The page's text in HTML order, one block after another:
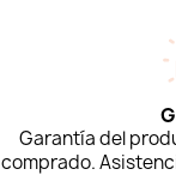
Garantía del
comprado.